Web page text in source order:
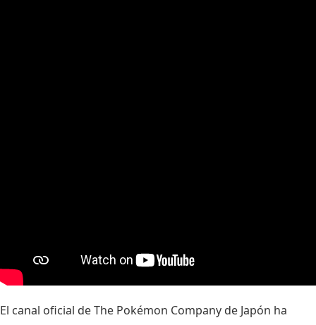
El canal oficial de The Pokémon Company de Japón ha